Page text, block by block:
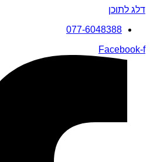
דלג לתוכן
077-6048388
Facebook-f